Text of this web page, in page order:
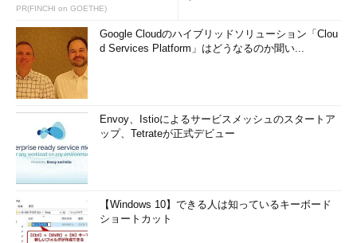
PR(FINCHI on GOETHE)
Google Cloudのハイブリッドソリューション「Clou
d Services Platform」はどうなるのか聞い...
Envoy、Istioによるサービスメッシュのスタートア
ップ、Tetrateが正式デビュー
【Windows 10】できる人は知っているキーボード
ショートカット